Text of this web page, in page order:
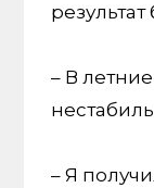
– В
– Я